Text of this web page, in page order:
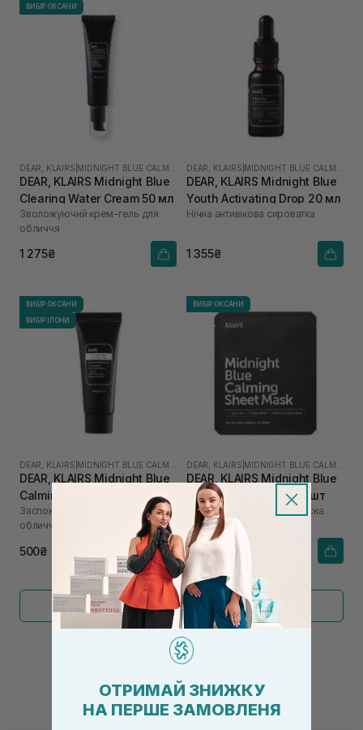
ВИБІР ОКСАНИ
DEAR, KLAIRS
DEAR, KLAIRS Midnight Blue
Clearing Water Cream 50 мл
Зволожуючий крем-гель для
обличчя
1 275₴
DEAR, KLAIRS
DEAR, KLAIRS Midnight Blue
Youth Activating Drop 20 мл
Нічна антивікова сироватка
1 355₴
ВИБІР ОКСАНИ
ВИБІР ІЛОНИ
DEAR, KLAIRS MIDNIGHT BLUE CALMING
DEAR, KLAIRS Midnight Blue
Calming Cream 20 мл
Заспокійливий нічний крем для
обличчя
500₴
ВИБІР ОКСАНИ
DEAR, KLAIRS MIDNIGHT BLUE CALMING
DEAR, KLAIRS Midnight Blue
Calming Sheet Mask 1 шт
Тканинна заспокійлива маска
175₴
Показати більше
ОТРИМАЙ ЗНИЖКУ
НА ПЕРШЕ ЗАМОВЛЕНЯ